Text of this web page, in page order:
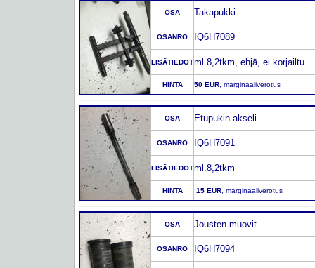
OSA Takapukki
OSANRO IQ6H7089
LISÄTIEDOTml.8,2tkm, ehjä, ei korjailtu
HINTA 50 EUR , marginaaliverotus
OSA Etupukin akseli
OSANRO IQ6H7091
LISÄTIEDOTml.8,2tkm
HINTA 15 EUR , marginaaliverotus
OSA Jousten muovit
OSANRO IQ6H7094